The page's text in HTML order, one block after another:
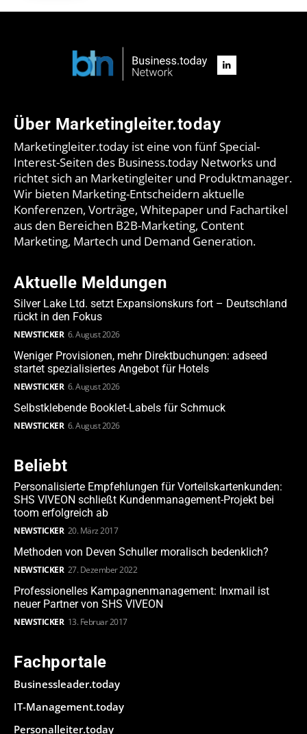
Über Marketingleiter.today
Marketingleiter.today ist eine von fünf Special-
Interest-Seiten des Business.today Networks und
richtet sich an Marketingleiter und Produktmanager.
Wir bieten Marketing-Entscheidern aktuelle
Konferenzen, Vorträge, Whitepaper und Fachartikel
aus den Bereichen B2B-Marketing, Content
Marketing, Martech und Demand Generation.
Aktuelle Meldungen
Silver Lake Ltd. setzt Expansionskurs fort – Deutschland
rückt in den Fokus
NEWSTICKER 6. August 2026
Weniger Provisionen, mehr Direktbuchungen: adseed
startet spezialisiertes Angebot für Hotels
NEWSTICKER 6. August 2026
Selbstklebende Booklet-Labels für Schmuck
NEWSTICKER 6. August 2026
Beliebt
Personalisierte Empfehlungen für Vorteilskartenkunden:
SHS VIVEON schließt Kundenmanagement-Projekt bei
toom erfolgreich ab
NEWSTICKER 20. März 2017
Methoden von Deven Schuller moralisch bedenklich?
NEWSTICKER 27. Dezember 2022
Professionelles Kampagnenmanagement: Inxmail ist
neuer Partner von SHS VIVEON
NEWSTICKER 13. Februar 2017
Fachportale
Businessleader.today
IT-Management.today
Personalleiter.today